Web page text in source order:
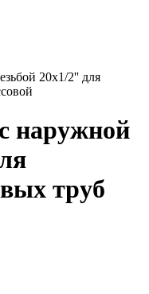
20x1/2'' для
наружной
труб